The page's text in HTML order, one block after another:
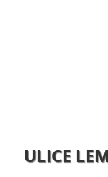
ULICE